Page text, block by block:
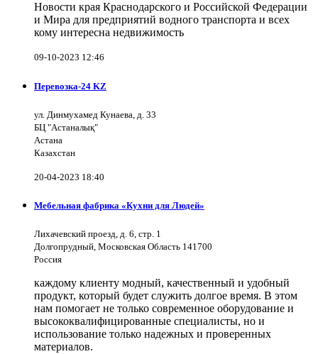
Новости края Краснодарского и Российской Федерации
и Мира для предприятий водного транспорта и всех
кому интересна недвижимость
09-10-2023 12:46
Перевозка-24 KZ
ул. Динмухамед Кунаева, д. 33
БЦ "Астаналық"
Астана
Казахстан
20-04-2023 18:40
Мебельная фабрика «Кухни для Людей»
Лихачевский проезд, д. 6, стр. 1
Долгопрудный, Московская Область 141700
Россия
каждому клиенту модный, качественный и удобный
продукт, который будет служить долгое время. В этом
нам помогает не только современное оборудование и
высококвалифицированные специалисты, но и
использование только надежных и проверенных
материалов.